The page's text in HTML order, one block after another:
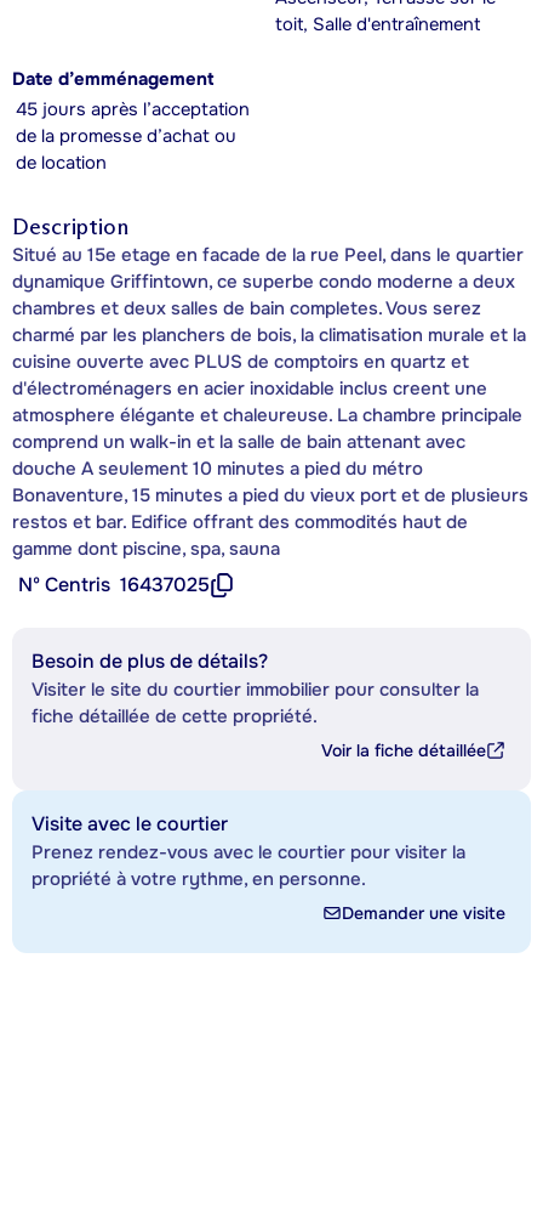
toit, Salle d'entraînement
Date d’emménagement
45 jours après l’acceptation
de la promesse d’achat ou
de location
Description
Situé au 15e etage en facade de la rue Peel, dans le quartier
dynamique Griffintown, ce superbe condo moderne a deux
chambres et deux salles de bain completes. Vous serez
charmé par les planchers de bois, la climatisation murale et la
cuisine ouverte avec PLUS de comptoirs en quartz et
d'électroménagers en acier inoxidable inclus creent une
atmosphere élégante et chaleureuse. La chambre principale
comprend un walk-in et la salle de bain attenant avec
douche A seulement 10 minutes a pied du métro
Bonaventure, 15 minutes a pied du vieux port et de plusieurs
restos et bar. Edifice offrant des commodités haut de
gamme dont piscine, spa, sauna
Nº Centris 16437025
Besoin de plus de détails?
Visiter le site du courtier immobilier pour consulter la
fiche détaillée de cette propriété.
Voir la fiche détaillée
Visite avec le courtier
Prenez rendez-vous avec le courtier pour visiter la
propriété à votre rythme, en personne.
Demander une visite